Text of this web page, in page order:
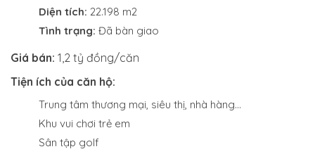
Diện tích: 22.198 m2
Tình trạng: Đã bàn giao
Giá bán: 1,2 tỷ đồng/căn
Tiện ích của căn hộ:
Trung tâm thương mại, siêu thị, nhà hàng…
Khu vui chơi trẻ em
Sân tập golf